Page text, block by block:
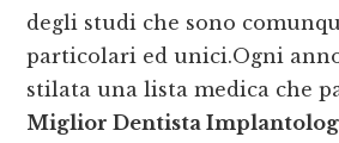
degli studi che sono
particolari ed unici.Ogni
stilata una lista medica che
Miglior Dentista